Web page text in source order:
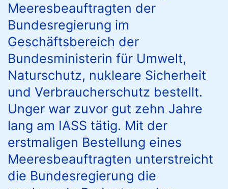
Meeresbeauftragten der
Bundesregierung im
Geschäftsbereich der
Bundesministerin für Umwelt,
Naturschutz, nukleare Sicherheit
und Verbraucherschutz bestellt.
Unger war zuvor gut zehn Jahre
lang am IASS tätig. Mit der
erstmaligen Bestellung eines
Meeresbeauftragten unterstreicht
die Bundesregierung die